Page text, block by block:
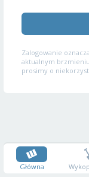
Zalogowanie
aktualnym
prosimy o
Główna